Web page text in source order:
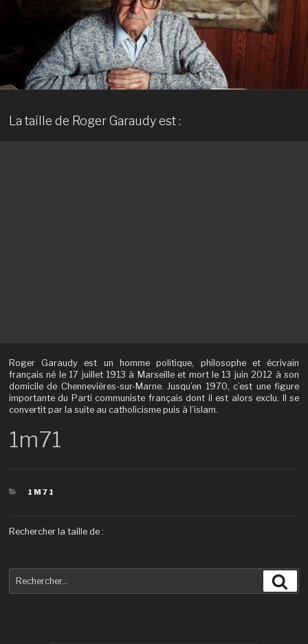
La taille de Roger Garaudy est :
Roger Garaudy est un homme politique, philosophe et écrivain
français né le 17 juillet 1913 à Marseille et mort le 13 juin 2012 à son
domicile de Chennevières-sur-Marne. Jusqu’en 1970, c’est une figure
importante du Parti communiste français dont il est alors exclu. Il se
convertit par la suite au catholicisme puis à l’islam.
1m71
CATÉGORIES
1M71
Rechercher la taille de :
pour
: